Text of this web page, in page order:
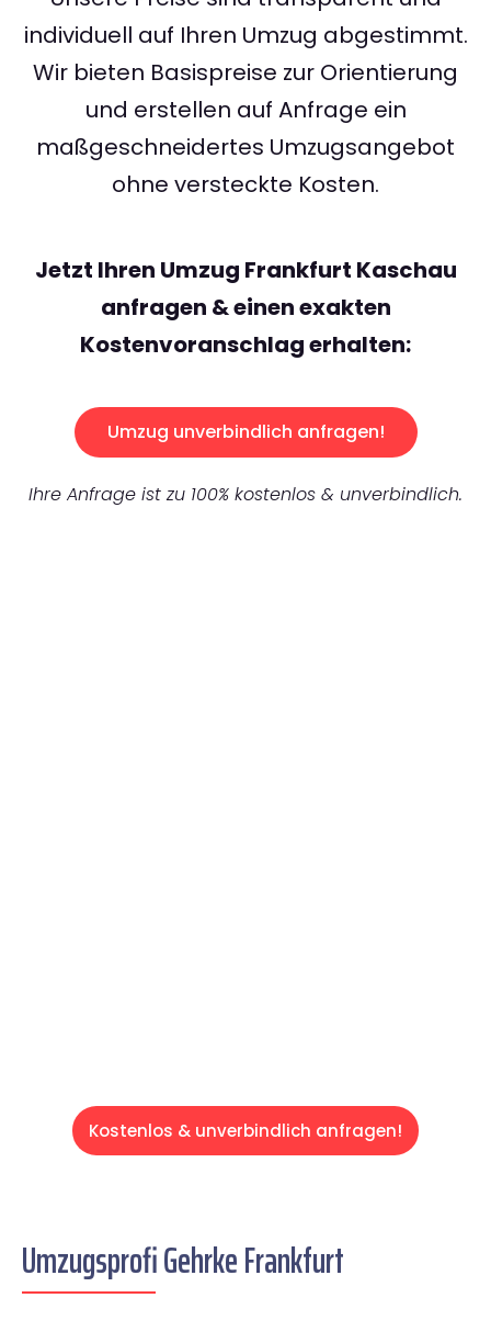
individuell auf Ihren Umzug abgestimmt.
Wir bieten Basispreise zur Orientierung
und erstellen auf Anfrage ein
maßgeschneidertes Umzugsangebot
ohne versteckte Kosten.
Jetzt Ihren Umzug Frankfurt Kaschau
anfragen & einen exakten
Kostenvoranschlag erhalten:
Umzug unverbindlich anfragen!
Ihre Anfrage ist zu 100% kostenlos & unverbindlich.
Kostenlos & unverbindlich anfragen!
Umzugsprofi Gehrke Frankfurt